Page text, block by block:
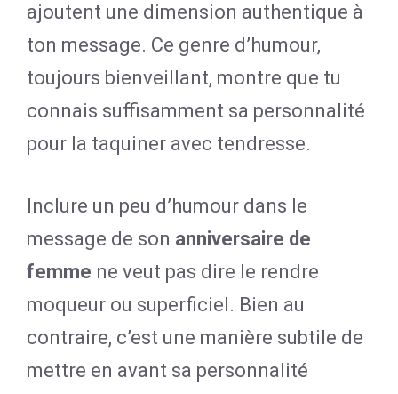
ajoutent une dimension authentique à
ton message. Ce genre d’humour,
toujours bienveillant, montre que tu
connais suffisamment sa personnalité
pour la taquiner avec tendresse.
Inclure un peu d’humour dans le
message de son anniversaire de
femme ne veut pas dire le rendre
moqueur ou superficiel. Bien au
contraire, c’est une manière subtile de
mettre en avant sa personnalité